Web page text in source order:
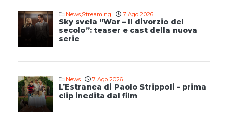
News,Streaming 7 Ago 2026
Sky svela “War – Il divorzio del
secolo”: teaser e cast della nuova
serie
News 7 Ago 2026
L’Estranea di Paolo Strippoli – prima
clip inedita dal film